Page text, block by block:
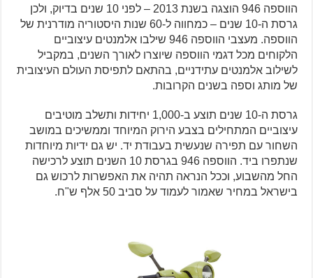
הווספה 946 הוצגה בשנת 2013 – לפני 10 שנים בדיוק, ולכן
גרסת ה-10 שנים – כמחווה ל-60 שנות היסטוריה מודרנית של
הווספה. מעצבי הווספה 946 שילבו אלמנטים עיצוביים
הלקוחים מכל דגמי הווספה שיוצרו לאורך השנים, במקביל
לשילוב אלמנטים עתידניים, בהתאם לתפיסת העולם העיצובית
של מותג וספה בשנים הקרובות.
גרסת ה-10 שנים תוצע ב-1,000 יחידות ותשלב מוטיבים
עיצוביים המתחילים בצבע הירוק המיוחד וממשיכים במושב
השחור עם תפירה שנעשית בעבודת יד. יש גם ידיות מיוחדות
שנתפרו ביד. הווספה 946 בגרסת 10 השנים תוצע לרכישה
החל מהשבוע, וככל הנראה תהיה את האפשרות לרכוש גם
בישראל במחיר שאמור לעמוד על סביב 50 אלף ש"ח.